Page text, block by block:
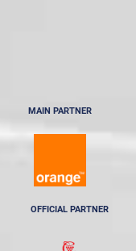
MAIN PARTNER
OFFICIAL PARTNER